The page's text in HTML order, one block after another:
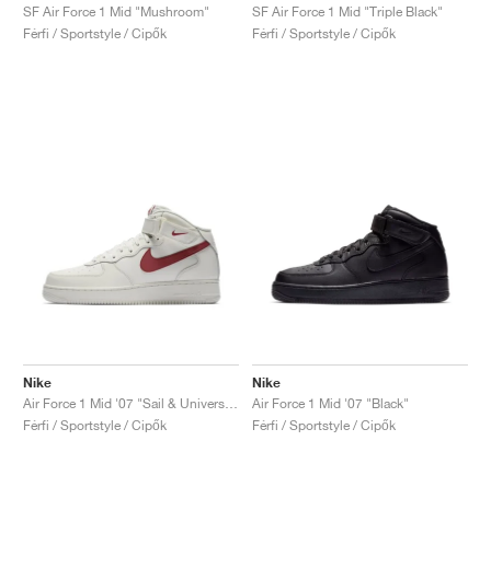
SF Air Force 1 Mid "Mushroom"
Férfi / Sportstyle / Cipők
SF Air Force 1 Mid "Triple Black"
Férfi / Sportstyle / Cipők
Nike
Férfi / Sportstyle / Cipők
Nike
Air Force 1 Mid '07 "Black"
Férfi / Sportstyle / Cipők